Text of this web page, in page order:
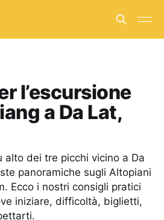
l’escursione
a Da Lat,
alto dei tre picchi vicino a Da
panoramiche sugli Altopiani
Ecco i nostri consigli pratici
iniziare, difficoltà, biglietti,